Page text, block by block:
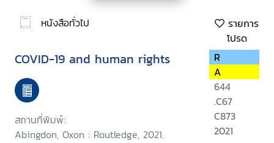
หนังสือทั่วไป
รายการ
โปรด
COVID-19 and human rights
สถานที่พิมพ์:
Abingdon, Oxon : Routledge, 2021.
R
A
644
.C67
C873
2021